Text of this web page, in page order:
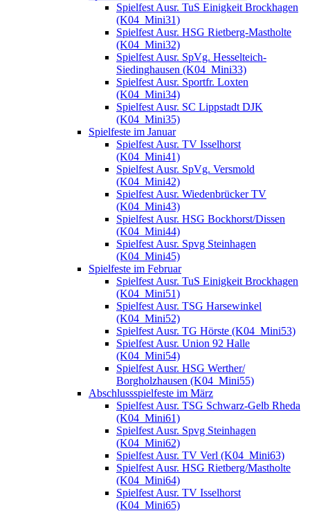
Spielfest Ausr. TuS Einigkeit Brockhagen
(K04_Mini31)
Spielfest Ausr. HSG Rietberg-Mastholte
(K04_Mini32)
Spielfest Ausr. SpVg. Hesselteich-
Siedinghausen (K04_Mini33)
Spielfest Ausr. Sportfr. Loxten
(K04_Mini34)
Spielfest Ausr. SC Lippstadt DJK
(K04_Mini35)
Spielfeste im Januar
Spielfest Ausr. TV Isselhorst
(K04_Mini41)
Spielfest Ausr. SpVg. Versmold
(K04_Mini42)
Spielfest Ausr. Wiedenbrücker TV
(K04_Mini43)
Spielfest Ausr. HSG Bockhorst/Dissen
(K04_Mini44)
Spielfest Ausr. Spvg Steinhagen
(K04_Mini45)
Spielfeste im Februar
Spielfest Ausr. TuS Einigkeit Brockhagen
(K04_Mini51)
Spielfest Ausr. TSG Harsewinkel
(K04_Mini52)
Spielfest Ausr. TG Hörste (K04_Mini53)
Spielfest Ausr. Union 92 Halle
(K04_Mini54)
Spielfest Ausr. HSG Werther/
Borgholzhausen (K04_Mini55)
Abschlussspielfeste im März
Spielfest Ausr. TSG Schwarz-Gelb Rheda
(K04_Mini61)
Spielfest Ausr. Spvg Steinhagen
(K04_Mini62)
Spielfest Ausr. TV Verl (K04_Mini63)
Spielfest Ausr. HSG Rietberg/Mastholte
(K04_Mini64)
Spielfest Ausr. TV Isselhorst
(K04_Mini65)